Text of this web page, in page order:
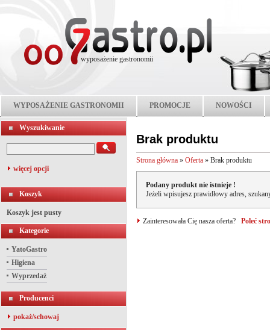
wyposażenie gastronomii
WYPOSAŻENIE GASTRONOMII PROMOCJE NOWOŚCI
Wyszukiwanie
więcej opcji
Koszyk
Koszyk jest pusty
Kategorie
YatoGastro
Higiena
Wyprzedaż
Producenci
pokaż/schowaj
Brak produktu
Strona główna » Oferta » Brak produktu
Podany produkt nie istnieje !
Jeżeli wpisujesz prawidłowy adres,
Zainteresowała Cię nasza oferta? Poleć